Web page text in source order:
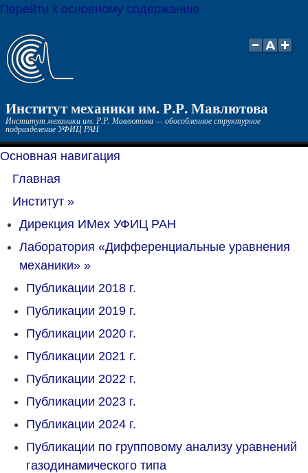
Перейти к основному содержанию
Институт механики им. Р.Р. Мавлютова
Институт механики им. Р.Р. Мавлютова — обособленное структурное
подразделение УФИЦ РАН
Основная навигация
Главная
Институт »
Дирекция ИМех УФИЦ РАН
Лаборатория «Дифференциальные уравнения
механики» »
Публикации 2018 г.
Публикации 2019 г.
Публикации 2020 г.
Публикации 2021 г.
Публикации 2022 г.
Публикации 2023 г.
Публикации 2024 г.
Публикации по групповому анализу уравнений
газодинамического типа